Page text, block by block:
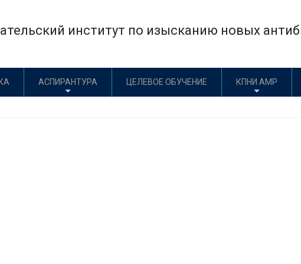
институт по изысканию новых
АСПИРАНТУРА ЦЕЛЕВОЕ ОБУЧЕНИЕ КПНИ АМР